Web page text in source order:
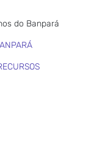
do Banpará